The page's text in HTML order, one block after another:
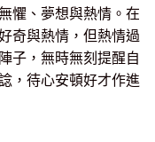
懼、夢想與熱情。在
奇與熱情，但熱情過
子，無時無刻提醒自
，待心安頓好才作進